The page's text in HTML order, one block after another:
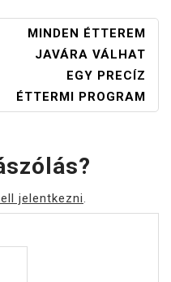
MINDEN ÉTTEREM
JAVÁRA VÁLHAT
EGY PRECÍZ
ÉTTERMI PROGRAM
jelentkezni.